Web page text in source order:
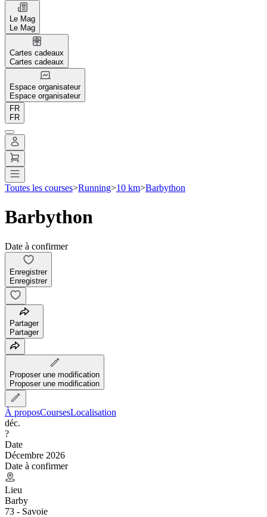
Le Mag
Le Mag
Cartes cadeaux
Cartes cadeaux
Espace organisateur
Espace organisateur
FR
FR
Toutes les courses>Running>10 km>Barbython
Barbython
Date à confirmer
Enregistrer
Enregistrer
Partager
Partager
Proposer une modification
Proposer une modification
À proposCoursesLocalisation
déc.
?
Date
Décembre 2026
Date à confirmer
Lieu
Barby
73 - Savoie